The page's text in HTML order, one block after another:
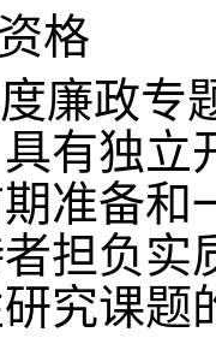
格
廉政
有独立
准备和
担负实
究课题